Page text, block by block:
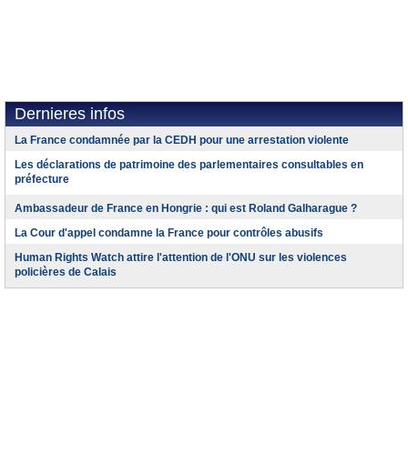
Dernieres infos
La France condamnée par la CEDH pour une arrestation violente
Les déclarations de patrimoine des parlementaires consultables en
préfecture
Ambassadeur de France en Hongrie : qui est Roland Galharague ?
La Cour d'appel condamne la France pour contrôles abusifs
Human Rights Watch attire l'attention de l'ONU sur les violences
policières de Calais